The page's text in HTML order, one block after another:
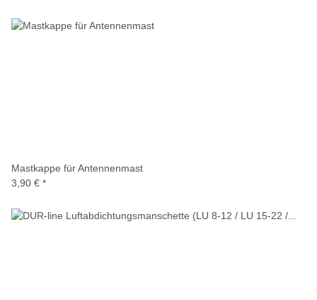
Mastkappe für Antennenmast
3,90 € *